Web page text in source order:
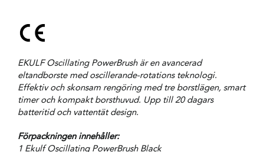
EKULF Oscillating PowerBrush är en avancerad
eltandborste med oscillerande-rotations teknologi.
Effektiv och skonsam rengöring med tre borstlägen, smart
timer och kompakt borsthuvud. Upp till 20 dagars
batteritid och vattentät design.
Förpackningen innehåller:
1 Ekulf Oscillating PowerBrush Black